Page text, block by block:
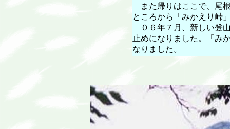
また帰りはここで、尾
ところから「みかえり峠
０６年７月、新しい登
止めになりました。「み
なりました。